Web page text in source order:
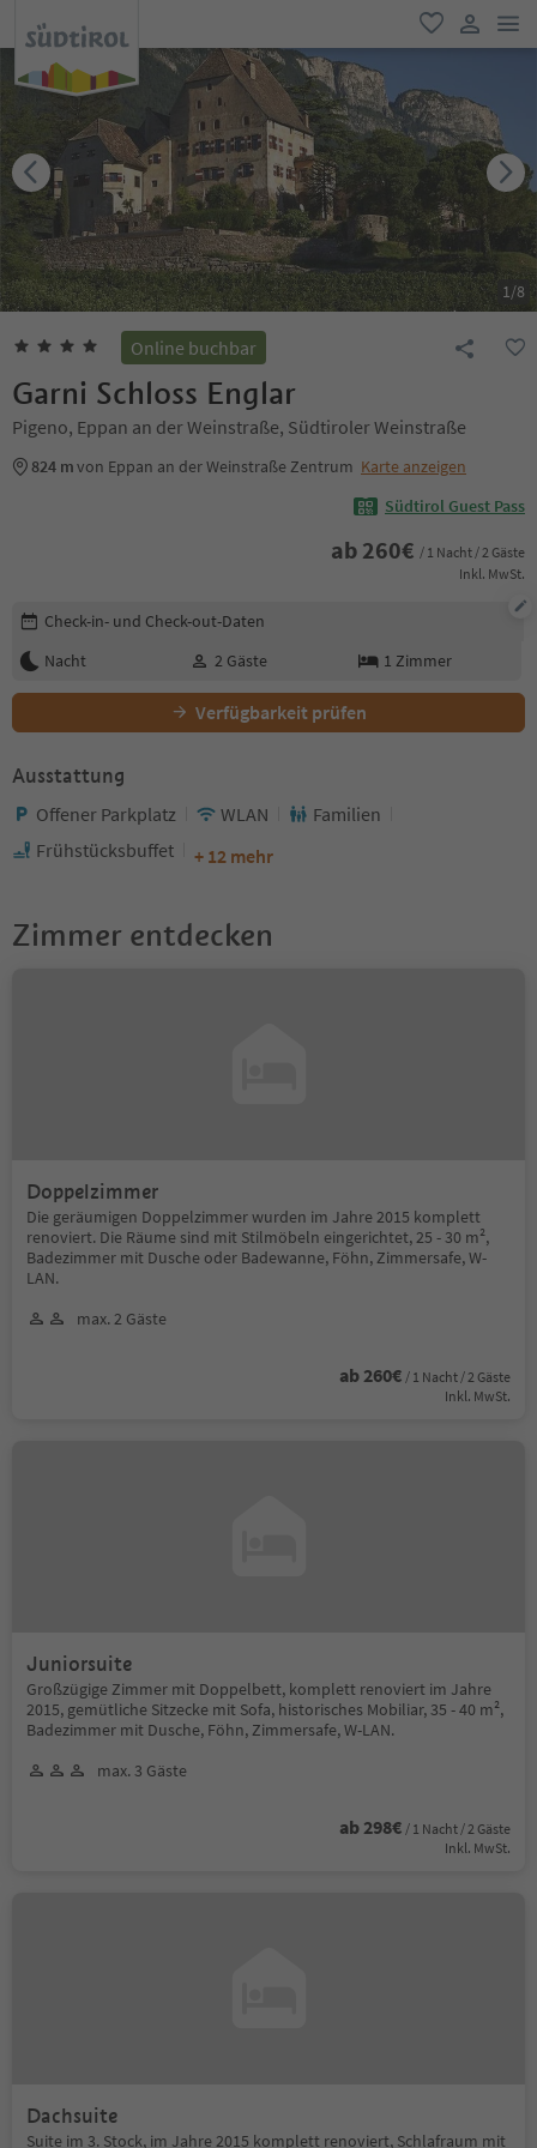
favorit
user link
1/8
Online buchbar
Garni Schloss Englar
Pigeno, Eppan an der Weinstraße, Südtiroler Weinstraße
824 mvon Eppan an der Weinstraße Zentrum Karte anzeigen
Südtirol Guest Pass
ab 260€ / 1 Nacht / 2 Gäste
Inkl. MwSt.
Buchungsdetails bearbeiten
Check-in- und Check-out-Daten
Nacht
2 Gäste 1 Zimmer
Verfügbarkeit prüfen
Ausstattung
Offener Parkplatz WLAN
Familien
Frühstücksbuffet
+ 12 mehr
Zimmer entdecken
Doppelzimmer
Die geräumigen Doppelzimmer wurden im Jahre 2015 komplett
renoviert. Die Räume sind mit Stilmöbeln eingerichtet, 25 - 30 m²,
Badezimmer mit Dusche oder Badewanne, Föhn, Zimmersafe, W-
LAN.
max. 2 Gäste
ab 260€ / 1 Nacht / 2 Gäste
Inkl. MwSt.
Juniorsuite
Großzügige Zimmer mit Doppelbett, komplett renoviert im Jahre
2015, gemütliche Sitzecke mit Sofa, historisches Mobiliar, 35 - 40 m²,
Badezimmer mit Dusche, Föhn, Zimmersafe, W-LAN.
max. 3 Gäste
ab 298€ / 1 Nacht / 2 Gäste
Inkl. MwSt.
Dachsuite
Suite im 3. Stock, im Jahre 2015 komplett renoviert, Schlafraum mit